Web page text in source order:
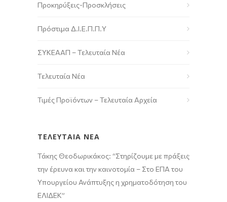
Προκηρύξεις-Προσκλήσεις
Πρόστιμα Δ.Ι.Ε.Π.Π.Υ
ΣΥΚΕΑΑΠ – Τελευταία Νέα
Τελευταία Νέα
Τιμές Προϊόντων – Τελευταία Αρχεία
ΤΕΛΕΥΤΑΙΑ ΝΕΑ
Τάκης Θεοδωρικάκος: “Στηρίζουμε με πράξεις
την έρευνα και την καινοτομία – Στο ΕΠΑ του
Υπουργείου Ανάπτυξης η χρηματοδότηση του
ΕΛΙΔΕΚ”